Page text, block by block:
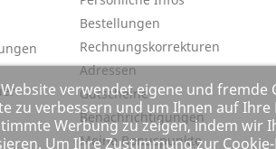
Bestellungen
Rechnungskorrekturen
Adressen
Gutscheine
Benachrichtigungen
Meine Bonuspunkte
verwendet eigene und fremde
zu verbessern und um Ihnen auf Ihre
Werbung zu zeigen, indem wir
Um Ihre Zustimmung zur